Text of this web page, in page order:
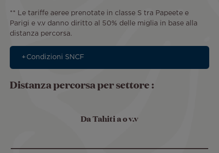
** Le tariffe aeree prenotate in classe S tra Papeete e
Parigi e v.v danno diritto al 50% delle miglia in base alla
distanza percorsa.
Condizioni SNCF
Distanza percorsa per settore :
Da Tahiti a o v.v